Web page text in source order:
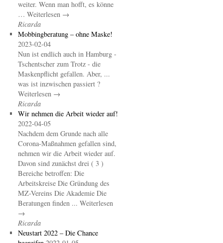
weiter. Wenn man hofft, es könne
… Weiterlesen →
Ricarda
Mobbingberatung – ohne Maske!
2023-02-04
Nun ist endlich auch in Hamburg -
Tschentscher zum Trotz - die
Maskenpflicht gefallen. Aber, ...
was ist inzwischen passiert ?
Weiterlesen →
Ricarda
Wir nehmen die Arbeit wieder auf!
2022-04-05
Nachdem dem Grunde nach alle
Corona-Maßnahmen gefallen sind,
nehmen wir die Arbeit wieder auf.
Davon sind zunächst drei ( 3 )
Bereiche betroffen: Die
Arbeitskreise Die Gründung des
MZ-Vereins Die Akademie Die
Beratungen finden ... Weiterlesen
→
Ricarda
Neustart 2022 – Die Chance